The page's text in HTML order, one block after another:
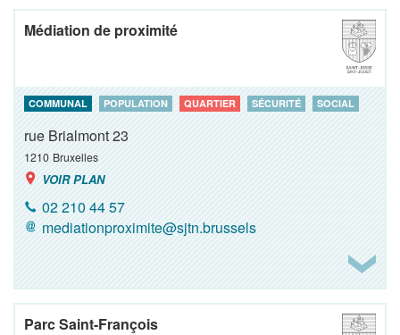
Médiation de proximité
COMMUNAL POPULATION QUARTIER SÉCURITÉ SOCIAL
rue Brialmont 23
1210 Bruxelles
VOIR PLAN
02 210 44 57
mediationproximite@sjtn.brussels
Parc Saint-François